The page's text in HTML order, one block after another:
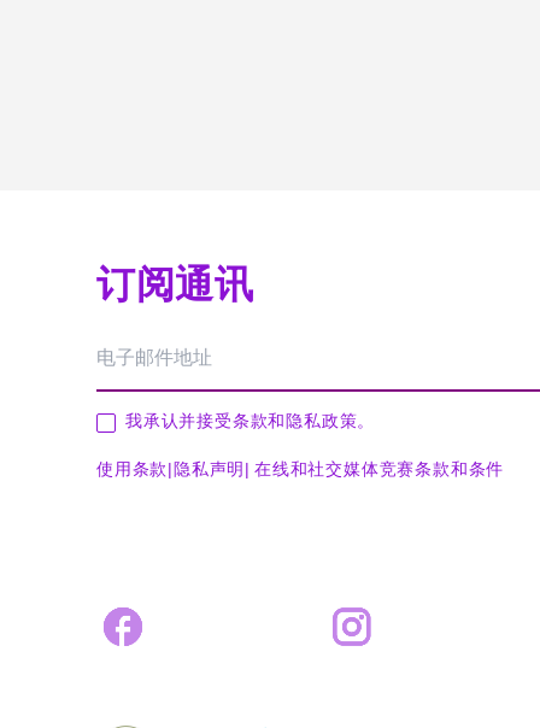
订阅通讯
我承认并接受条款和隐私政策。
使用条款 隐私声明 在线和社交媒体竞赛条款和条件